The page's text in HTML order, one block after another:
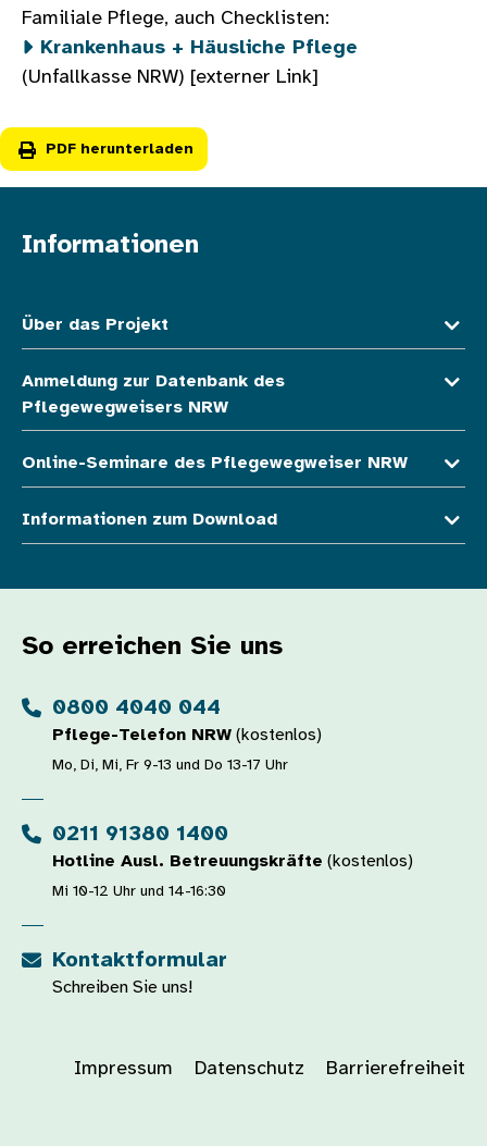
Familiale Pflege, auch Checklisten:
Krankenhaus + Häusliche Pflege
(Unfallkasse NRW) [externer Link]
PDF herunterladen
Informationen
Über das Projekt
Anmeldung zur Datenbank des
Pflegewegweisers NRW
Online-Seminare des Pflegewegweiser NRW
Informationen zum Download
So erreichen Sie uns
0800 4040 044
Pflege-Telefon NRW (kostenlos)
Mo, Di, Mi, Fr 9-13 und Do 13-17 Uhr
0211 91380 1400
Hotline Ausl. Betreuungskräfte (kostenlos)
Mi 10-12 Uhr und 14-16:30
Kontaktformular
Schreiben Sie uns!
Impressum Datenschutz Barrierefreiheit